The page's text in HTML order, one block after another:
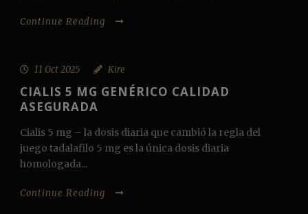
Continue Reading
11 Oct 2025 Kire
CIALIS 5 MG GENÉRICO CALIDAD
ASEGURADA
Cialis 5 mg – la dosis diaria que cambió la regla del
juego tadalafilo 5 mg es la única dosis diaria
homologada...
Continue Reading